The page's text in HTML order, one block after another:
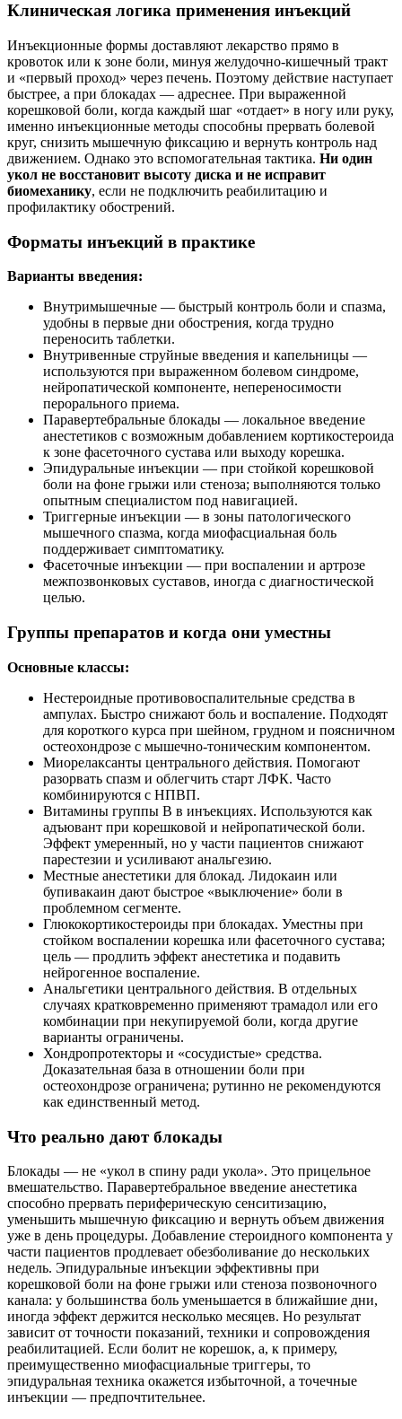
Клиническая логика применения инъекций
Инъекционные формы доставляют лекарство прямо в
кровоток или к зоне боли, минуя желудочно‑кишечный тракт
и «первый проход» через печень. Поэтому действие наступает
быстрее, а при блокадах — адреснее. При выраженной
корешковой боли, когда каждый шаг «отдает» в ногу или руку,
именно инъекционные методы способны прервать болевой
круг, снизить мышечную фиксацию и вернуть контроль над
движением. Однако это вспомогательная тактика. Ни один
укол не восстановит высоту диска и не исправит
биомеханику, если не подключить реабилитацию и
профилактику обострений.
Форматы инъекций в практике
Варианты введения:
Внутримышечные — быстрый контроль боли и спазма,
удобны в первые дни обострения, когда трудно
переносить таблетки.
Внутривенные струйные введения и капельницы —
используются при выраженном болевом синдроме,
нейропатической компоненте, непереносимости
перорального приема.
Паравертебральные блокады — локальное введение
анестетиков с возможным добавлением кортикостероида
к зоне фасеточного сустава или выходу корешка.
Эпидуральные инъекции — при стойкой корешковой
боли на фоне грыжи или стеноза; выполняются только
опытным специалистом под навигацией.
Триггерные инъекции — в зоны патологического
мышечного спазма, когда миофасциальная боль
поддерживает симптоматику.
Фасеточные инъекции — при воспалении и артрозе
межпозвонковых суставов, иногда с диагностической
целью.
Группы препаратов и когда они уместны
Основные классы:
Нестероидные противовоспалительные средства в
ампулах. Быстро снижают боль и воспаление. Подходят
для короткого курса при шейном, грудном и поясничном
остеохондрозе с мышечно‑тоническим компонентом.
Миорелаксанты центрального действия. Помогают
разорвать спазм и облегчить старт ЛФК. Часто
комбинируются с НПВП.
Витамины группы B в инъекциях. Используются как
адъювант при корешковой и нейропатической боли.
Эффект умеренный, но у части пациентов снижают
парестезии и усиливают анальгезию.
Местные анестетики для блокад. Лидокаин или
бупивакаин дают быстрое «выключение» боли в
проблемном сегменте.
Глюкокортикостероиды при блокадах. Уместны при
стойком воспалении корешка или фасеточного сустава;
цель — продлить эффект анестетика и подавить
нейрогенное воспаление.
Анальгетики центрального действия. В отдельных
случаях кратковременно применяют трамадол или его
комбинации при некупируемой боли, когда другие
варианты ограничены.
Хондропротекторы и «сосудистые» средства.
Доказательная база в отношении боли при
остеохондрозе ограничена; рутинно не рекомендуются
как единственный метод.
Что реально дают блокады
Блокады — не «укол в спину ради укола». Это прицельное
вмешательство. Паравертебральное введение анестетика
способно прервать периферическую сенситизацию,
уменьшить мышечную фиксацию и вернуть объем движения
уже в день процедуры. Добавление стероидного компонента у
части пациентов продлевает обезболивание до нескольких
недель. Эпидуральные инъекции эффективны при
корешковой боли на фоне грыжи или стеноза позвоночного
канала: у большинства боль уменьшается в ближайшие дни,
иногда эффект держится несколько месяцев. Но результат
зависит от точности показаний, техники и сопровождения
реабилитацией. Если болит не корешок, а, к примеру,
преимущественно миофасциальные триггеры, то
эпидуральная техника окажется избыточной, а точечные
инъекции — предпочтительнее.